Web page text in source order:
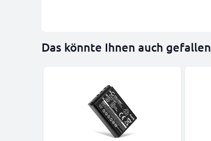
Das könnte Ihnen auch gefallen